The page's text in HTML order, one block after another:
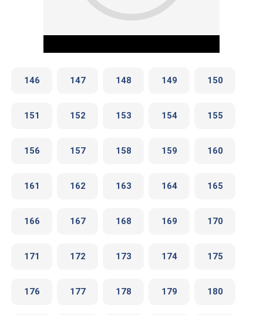
Play Video
146 147 148 149 150
151 152 153 154 155
156 157 158 159 160
161 162 163 164 165
166 167 168 169 170
171 172 173 174 175
176 177 178 179 180